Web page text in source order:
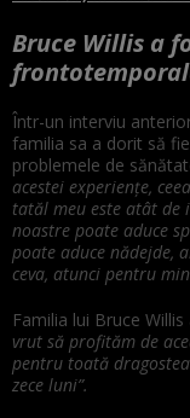
Bruce Willis a
Într-un interviu
familia sa a dorit să
problemele de
acestei experienţe,
tatăl meu este atât de
noastre poate aduce
poate aduce nădejde,
ceva, atunci pentru
Familia lui Bruce
vrut să profităm de
pentru toată
zece luni”.